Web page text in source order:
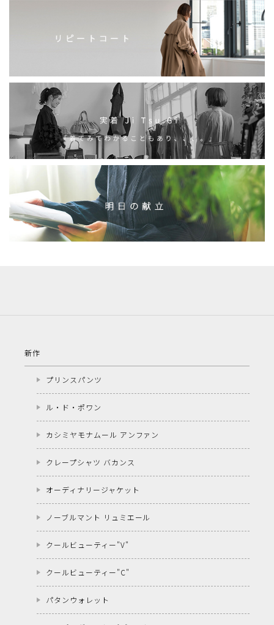
新作
プリンスパンツ
ル・ド・ポワン
カシミヤモナムール アンファン
クレープシャツ バカンス
オーディナリージャケット
ノーブルマント リュミエール
クールビューティー"V"
クールビューティー"C"
パタンウォレット